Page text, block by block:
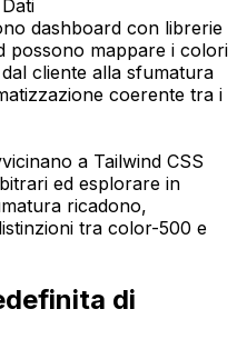
dashboard con librerie
possono mappare i colori
cliente alla sfumatura
coerente tra i
a Tailwind CSS
ed esplorare in
ricadono,
tra color-500 e
di